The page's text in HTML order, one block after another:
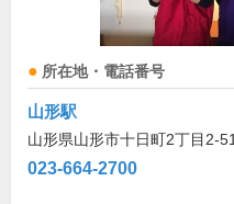
所在地・電話番号
山形駅
山形県山形市十日町2丁目2-51
023-664-2700